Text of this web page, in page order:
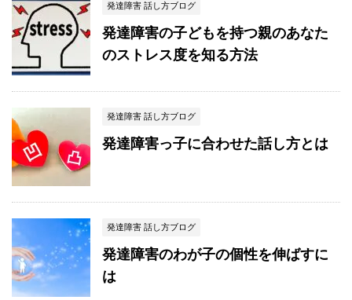
発達障害 話し方ブログ
発達障害の子どもを持つ親のあなた
のストレス度を知る方法
発達障害 話し方ブログ
発達障害っ子に合わせた話し方とは
発達障害 話し方ブログ
発達障害のわが子の個性を伸ばすに
は